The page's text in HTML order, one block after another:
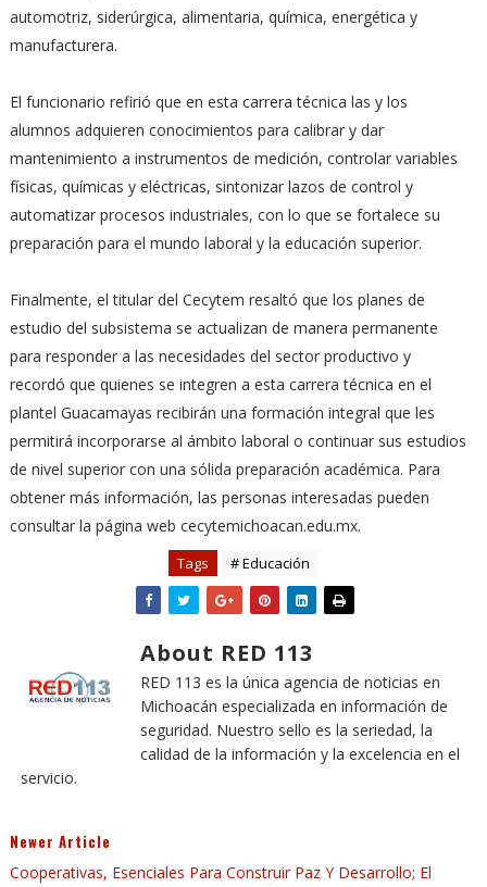
automotriz, siderúrgica, alimentaria, química, energética y
manufacturera.
El funcionario refirió que en esta carrera técnica las y los
alumnos adquieren conocimientos para calibrar y dar
mantenimiento a instrumentos de medición, controlar variables
físicas, químicas y eléctricas, sintonizar lazos de control y
automatizar procesos industriales, con lo que se fortalece su
preparación para el mundo laboral y la educación superior.
Finalmente, el titular del Cecytem resaltó que los planes de
estudio del subsistema se actualizan de manera permanente
para responder a las necesidades del sector productivo y
recordó que quienes se integren a esta carrera técnica en el
plantel Guacamayas recibirán una formación integral que les
permitirá incorporarse al ámbito laboral o continuar sus estudios
de nivel superior con una sólida preparación académica. Para
obtener más información, las personas interesadas pueden
consultar la página web cecytemichoacan.edu.mx.
Tags # Educación
About RED 113
RED 113 es la única agencia de noticias en
Michoacán especializada en información de
seguridad. Nuestro sello es la seriedad, la
calidad de la información y la excelencia en el
servicio.
Newer Article
Cooperativas, Esenciales Para Construir Paz Y Desarrollo; El